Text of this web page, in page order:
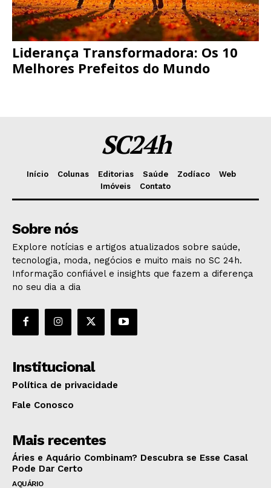
Liderança Transformadora: Os 10
Melhores Prefeitos do Mundo
SC24h
Início Colunas Editorias Saúde Zodíaco
Web
Imóveis
Contato
Sobre nós
Explore notícias e artigos atualizados sobre saúde,
tecnologia, moda, negócios e muito mais no SC 24h.
Informação confiável e insights que fazem a diferença
no seu dia a dia
Institucional
Política de privacidade
Fale Conosco
Mais recentes
Áries e Aquário Combinam? Descubra se Esse Casal
Pode Dar Certo
AQUÁRIO